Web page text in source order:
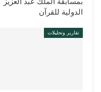
الدولية للقرآن
تقارير وتحليلات